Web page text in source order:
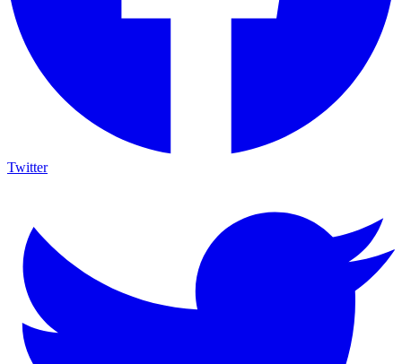
Twitter